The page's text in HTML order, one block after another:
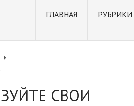
ГЛАВНАЯ РУБРИКИ
СВОИ